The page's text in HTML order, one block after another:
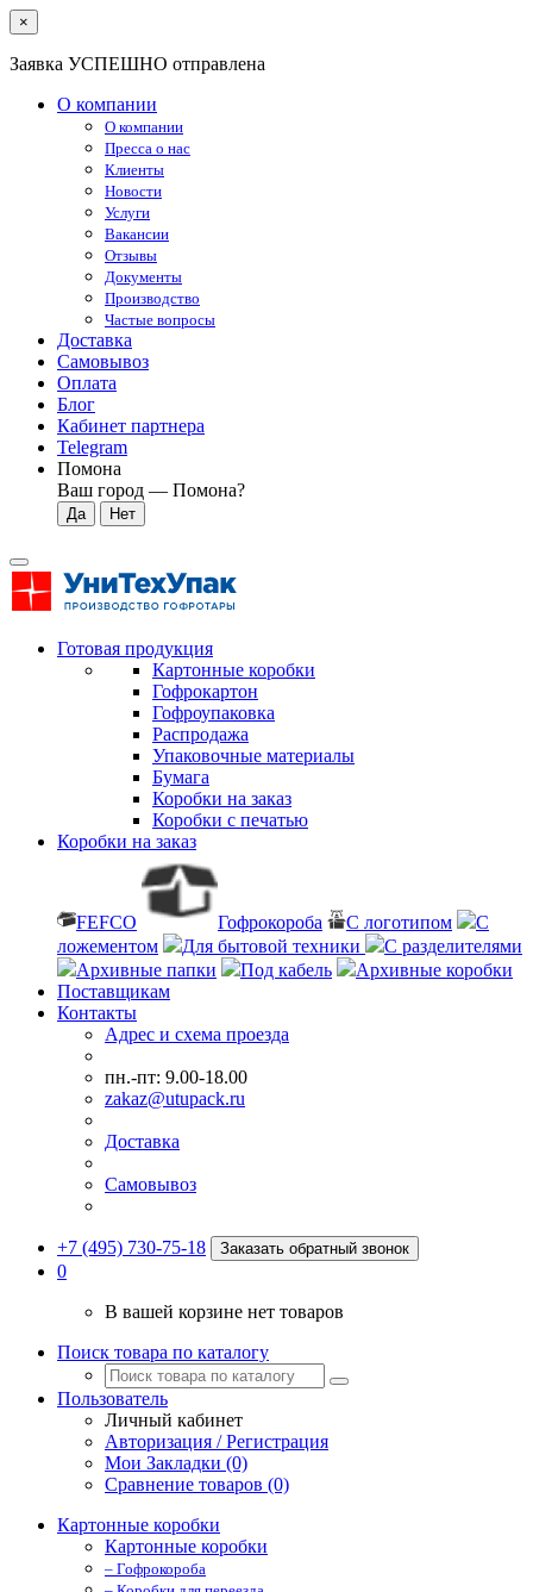
×
Заявка УСПЕШНО отправлена
О компании
О компании
Пресса о нас
Клиенты
Новости
Услуги
Вакансии
Отзывы
Документы
Производство
Частые вопросы
Доставка
Самовывоз
Оплата
Блог
Кабинет партнера
Telegram
Помона
Ваш город — Помона?
Готовая продукция
Картонные коробки
Гофрокартон
Гофроупаковка
Распродажа
Упаковочные материалы
Бумага
Коробки на заказ
Коробки с печатью
Коробки на заказ
FEFCO Гофрокороба С логотипом
С
ложементом
Для бытовой техники
С разделителями
Архивные папки
Под кабель
Архивные коробки
Поставщикам
Контакты
Адрес и схема проезда
пн.-пт: 9.00-18.00
zakaz@utupack.ru
Доставка
Самовывоз
+7 (495) 730-75-18 Заказать обратный звонок
0
В вашей корзине нет товаров
Поиск товара по каталогу
Пользователь
Личный кабинет
Авторизация / Регистрация
Мои Закладки (0)
Сравнение товаров (0)
Картонные коробки
Картонные коробки
– Гофрокороба